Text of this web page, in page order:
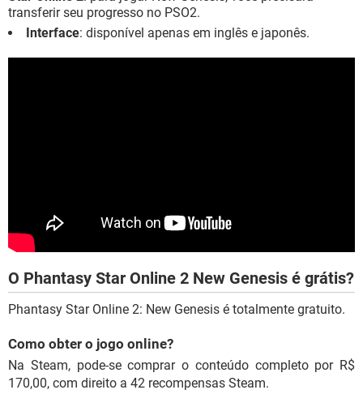
transferir seu progresso no PSO2.
Interface: disponível apenas em inglês e japonês.
O Phantasy Star Online 2 New Genesis é grátis?
Phantasy Star Online 2: New Genesis é totalmente gratuito.
Como obter o jogo online?
Na Steam, pode-se comprar o conteúdo completo por R$
170,00, com direito a 42 recompensas Steam.